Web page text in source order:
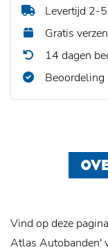
Levertijd 2-
Gratis
14 dagen
Beoordeling
Vind op deze
Atlas Autobanden'